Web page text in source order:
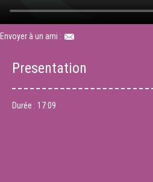
Envoyer à un ami :
Presentation
Durée : 17:09